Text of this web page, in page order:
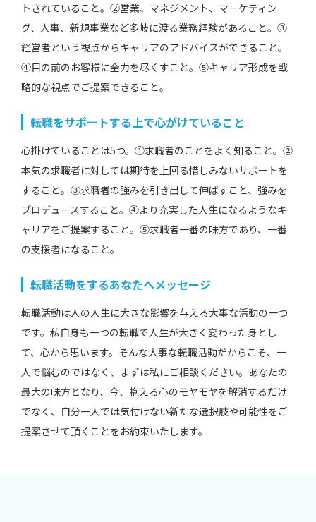
トされていること。②営業、マネジメント、マーケティン
グ、人事、新規事業など多岐に渡る業務経験があること。③
経営者という視点からキャリアのアドバイスができること。
④目の前のお客様に全力を尽くすこと。⑤キャリア形成を戦
略的な視点でご提案できること。
転職をサポートする上で心がけていること
心掛けていることは5つ。①求職者のことをよく知ること。②
本気の求職者に対しては期待を上回る惜しみないサポートを
すること。③求職者の強みを引き出して伸ばすこと、強みを
プロデュースすること。④より充実した人生になるようなキ
ャリアをご提案すること。⑤求職者一番の味方であり、一番
の支援者になること。
転職活動をするあなたへメッセージ
転職活動は人の人生に大きな影響を与える大事な活動の一つ
です。私自身も一つの転職で人生が大きく変わった身とし
て、心から思います。そんな大事な転職活動だからこそ、一
人で悩むのではなく、まずは私にご相談ください。あなたの
最大の味方となり、今、抱える心のモヤモヤを解消するだけ
でなく、自分一人では気付けない新たな選択肢や可能性をご
提案させて頂くことをお約束いたします。